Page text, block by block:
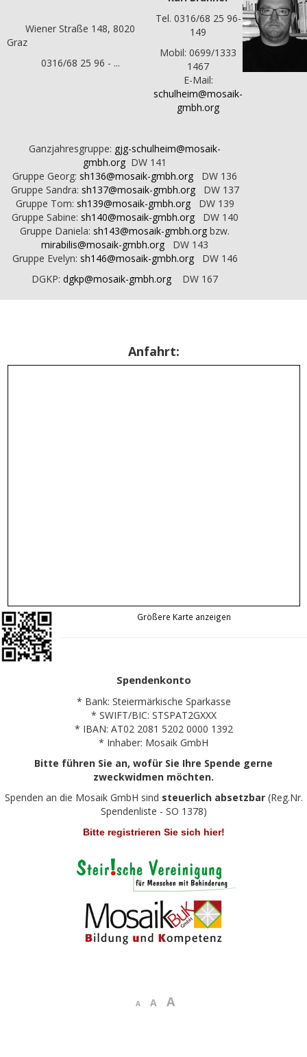
Wiener Straße 148, 8020
Graz
0316/68 25 96 - ...
Tel. 0316/68 25 96-
149
Mobil: 0699/1333
1467
E-Mail:
schulheim@mosaik-
gmbh.org
Ganzjahresgruppe: gjg-schulheim@mosaik-
gmbh.org DW 141
Gruppe Georg: sh136@mosaik-gmbh.org DW 136
Gruppe Sandra: sh137@mosaik-gmbh.orgDW 137
Gruppe Tom: sh139@mosaik-gmbh.orgDW 139
Gruppe Sabine: sh140@mosaik-gmbh.orgDW 140
Gruppe Daniela: sh143@mosaik-gmbh.org bzw.
mirabilis@mosaik-gmbh.org DW 143
Gruppe Evelyn: sh146@mosaik-gmbh.orgDW 146
DGKP: dgkp@mosaik-gmbh.org DW 167
Anfahrt:
Größere Karte anzeigen
Spendenkonto
* Bank: Steiermärkische Sparkasse
* SWIFT/BIC: STSPAT2GXXX
* IBAN: AT02 2081 5202 0000 1392
* Inhaber: Mosaik GmbH
Bitte führen Sie an, wofür Sie Ihre Spende gerne
zweckwidmen möchten.
Spenden an die Mosaik GmbH sind steuerlich absetzbar(Reg.Nr.
Spendenliste - SO 1378)
Bitte registrieren Sie sich hier!
A A A